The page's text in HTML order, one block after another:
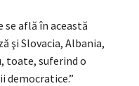
se află în această
şi Slovacia, Albania,
toate, suferind o
democratice.”